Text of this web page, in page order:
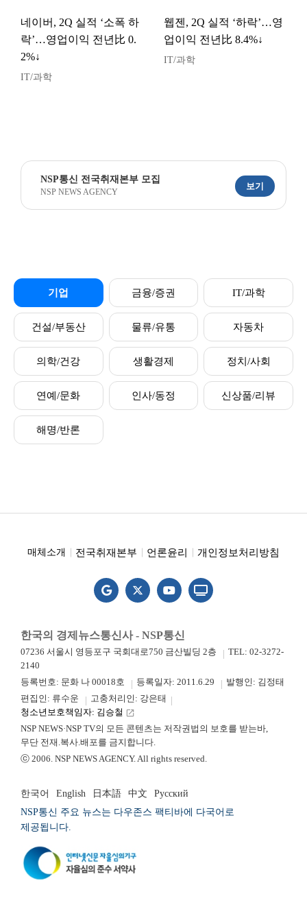
네이버, 2Q 실적 ‘소폭 하
락’…영업이익 전년比 0.
2%↓
IT/과학
웹젠, 2Q 실적 ‘하락’…영
업이익 전년比 8.4%↓
IT/과학
NSP통신 전국취재본부 모집
NSP NEWS AGENCY
보기
기업 금융/증권 IT/과학
건설/부동산 물류/유통 자동차
의학/건강 생활경제 정치/사회
연예/문화 인사/동정 신상품/리뷰
해명/반론
매체소개 전국취재본부 언론윤리 개인정보처리방침
한국의 경제뉴스통신사 - NSP통신
07236 서울시 영등포구 국회대로750 금산빌딩 2층
TEL: 02-3272-
2140
등록번호: 문화 나 00018호
등록일자: 2011.6.29
발행인: 김정태
편집인: 류수운
고충처리인: 강은태
청소년보호책임자: 김승철 launch
NSP NEWS·NSP TV의 모든 콘텐츠는 저작권법의 보호를 받는바,
무단 전재.복사.배포를 금지합니다.
ⓒ 2006. NSP NEWS AGENCY. All rights reserved.
한국어 English 日本語 中文
Русский
NSP통신 주요 뉴스는 다우존스 팩티바에 다국어로
제공됩니다.